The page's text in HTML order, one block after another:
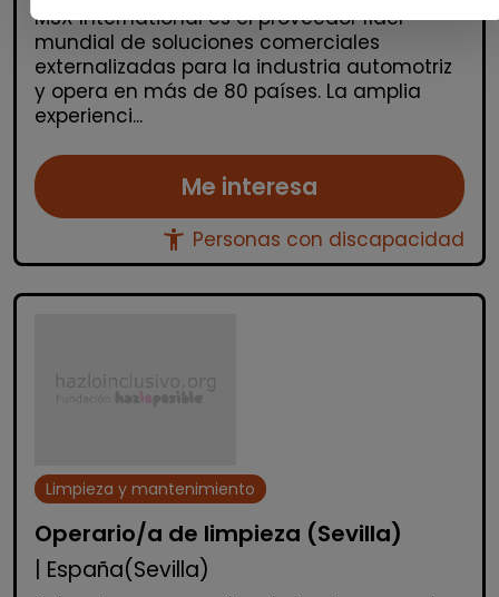
MSX International es el proveedor líder
mundial de soluciones comerciales
externalizadas para la industria automotriz
y opera en más de 80 países. La amplia
experienci...
Me interesa
accessibility_new Personas con discapacidad
Limpieza y mantenimiento
Operario/a de limpieza (Sevilla)
| España(Sevilla)